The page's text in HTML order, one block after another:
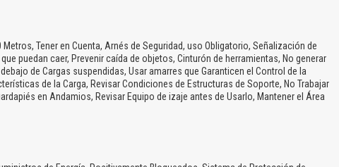
Tener en Cuenta, Arnés de Seguridad, uso Obligatorio, Señalización de
puedan caer, Prevenir caída de objetos, Cinturón de herramientas, No generar
de Cargas suspendidas, Usar amarres que Garanticen el Control de la
de la Carga, Revisar Condiciones de Estructuras de Soporte, No Trabajar
en Andamios, Revisar Equipo de izaje antes de Usarlo, Mantener el Área